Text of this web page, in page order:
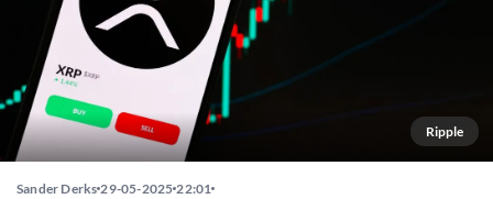
Ripple
Sander Derks 29-05-2025 22:01